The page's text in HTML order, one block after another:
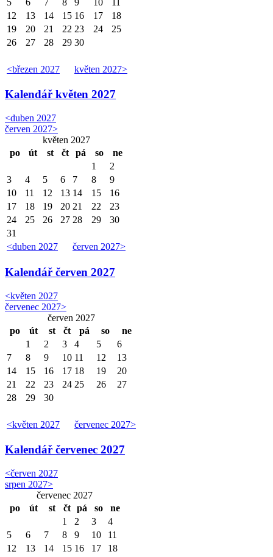
<březen 2027 květen 2027>
12
13 14 15 16 17
18
19
20 21 22 23 24
25
26
27 28 29 30
Kalendář květen 2027
<duben 2027
červen 2027>
květen 2027
po
út st čt pá so ne
<duben 2027 červen 2027>
1
2
3
4 5 6 7 8
9
10
11 12 13 14 15
16
17
18 19 20 21 22
23
24
25 26 27 28 29
30
31
Kalendář červen 2027
<květen 2027
červenec 2027>
červen 2027
po
út st čt pá so ne
<květen 2027 červenec 2027>
1 2 3 4 5
6
7
8 9 10 11 12
13
14
15 16 17 18 19
20
21
22 23 24 25 26
27
28
29 30
Kalendář červenec 2027
<červen 2027
srpen 2027>
červenec 2027
po
út st čt pá so
ne
1
2 3
4
5
6 7 8 9 10
11
12
13 14 15 16 17
18